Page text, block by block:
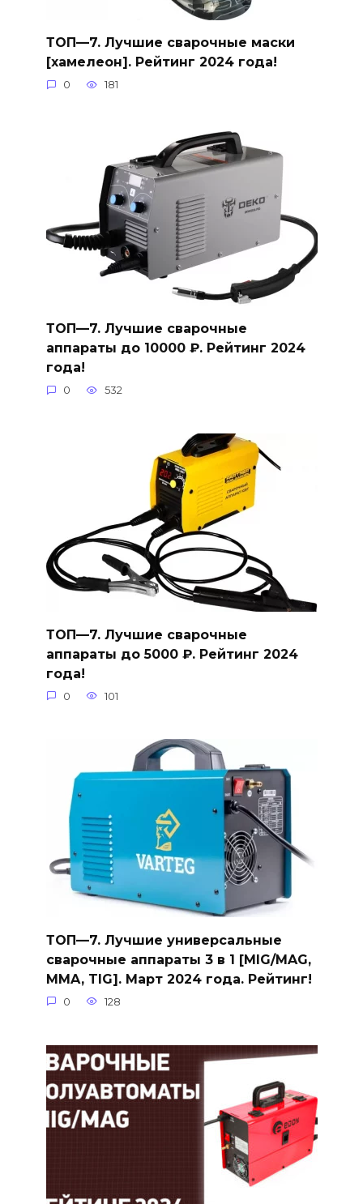
ТОП—7. Лучшие сварочные маски
[хамелеон]. Рейтинг 2024 года!
0 181
ТОП—7. Лучшие сварочные
аппараты до 10000 ₽. Рейтинг 2024
года!
0 532
ТОП—7. Лучшие сварочные
аппараты до 5000 ₽. Рейтинг 2024
года!
0 101
ТОП—7. Лучшие универсальные
сварочные аппараты 3 в 1 [MIG/MAG,
MMA, TIG]. Март 2024 года. Рейтинг!
0 128